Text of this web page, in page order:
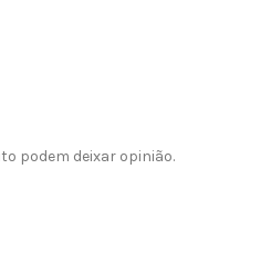
podem deixar opinião.